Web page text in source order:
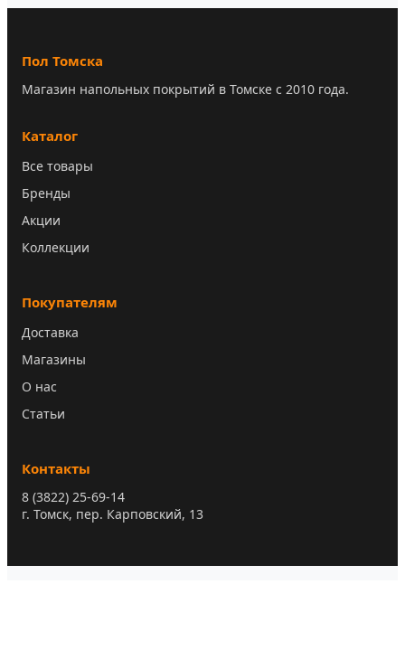
Пол Томска
Магазин напольных покрытий в Томске с 2010 года.
Каталог
Все товары
Бренды
Акции
Коллекции
Покупателям
Доставка
Магазины
О нас
Статьи
Контакты
8 (3822) 25-69-14
г. Томск, пер. Карповский, 13